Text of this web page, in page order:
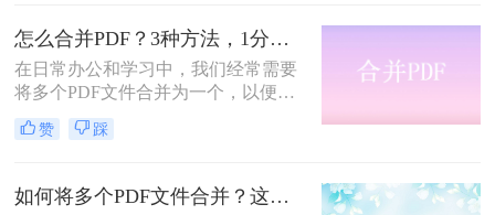
怎么合并PDF？3种方法，1分钟轻松搞定！！
在日常办公和学习中，我们经常需要
将多个PDF文件合并为一个，以便于
分享、存储和管理。那么怎么合并pdf
呢？本文将介绍四种合并PDF的方
任务。
赞 踩
如何将多个PDF文件合并？这两个高效方法帮你解决！